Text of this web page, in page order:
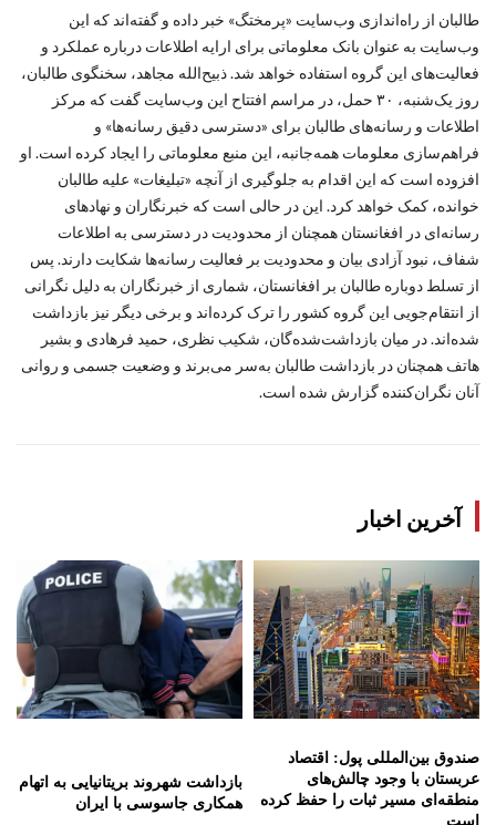
طالبان از راه‌اندازی وب‌سایت «پرمختگ» خبر داده و گفته‌اند که این
وب‌سایت به‌ عنوان بانک معلوماتی برای ارایه اطلاعات درباره عملکرد و
فعالیت‌های این گروه استفاده خواهد شد. ذبیح‌الله مجاهد، سخنگوی طالبان،
روز یک‌شنبه، ۳۰ حمل، در مراسم افتتاح این وب‌سایت گفت که مرکز
اطلاعات و رسانه‌های طالبان برای «دسترسی دقیق رسانه‌ها» و
فراهم‌سازی معلومات همه‌جانبه، این منبع معلوماتی را ایجاد کرده است. او
افزوده است که این اقدام به جلوگیری از آنچه «تبلیغات» علیه طالبان
خوانده، کمک خواهد کرد. این در حالی است که خبرنگاران و نهادهای
رسانه‌ای در افغانستان همچنان از محدودیت در دسترسی به اطلاعات
شفاف، نبود آزادی بیان و محدودیت بر فعالیت رسانه‌ها شکایت دارند. پس
از تسلط دوباره طالبان بر افغانستان، شماری از خبرنگاران به‌ دلیل نگرانی
از انتقام‌جویی این گروه کشور را ترک کرده‌اند و برخی دیگر نیز بازداشت
شده‌اند. در میان بازداشت‌شده‌گان، شکیب نظری، حمید فرهادی و بشیر
هاتف همچنان در بازداشت طالبان به‌سر می‌برند و وضعیت جسمی و روانی
آنان نگران‌کننده گزارش شده است.
آخرین اخبار
صندوق بین‌المللی پول: اقتصاد
عربستان با وجود چالش‌های
منطقه‌ای مسیر ثبات را حفظ کرده
است
بازداشت شهروند بریتانیایی به اتهام
همکاری جاسوسی با ایران